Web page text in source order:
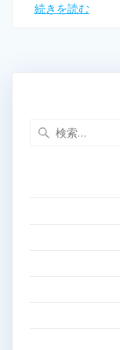
続きを読む